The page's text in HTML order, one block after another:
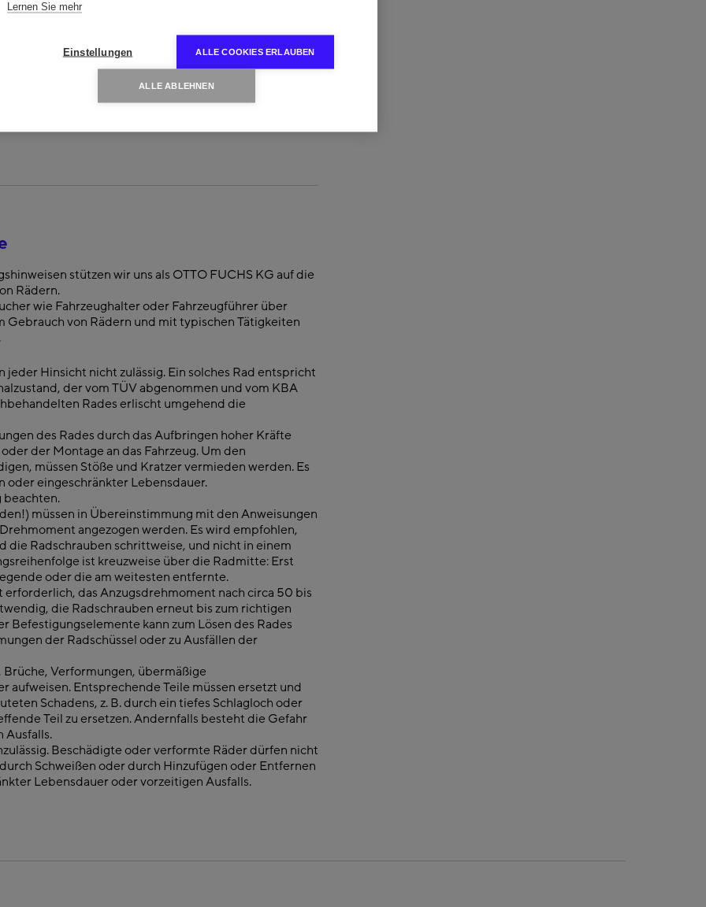
Ihres Fahrzeuges. Nutzen Sie diesen Moment, um
ist, dass die Räder im demontierten Zustand einfacher
auf die Bremsscheiben und -beläge
Innenseiten der Räder zu säubern.
Sie mit der Reinigung beginnen.
stützen wir uns als OTTO FUCHS KG auf die
Rädern.
wie Fahrzeug­halter oder Fahrzeugführer über
von Rädern und mit typischen Tätigkeiten
Hinsicht nicht zulässig. Ein solches Rad entspricht
der vom TÜV abgenom­men und vom KBA
Rades erlischt umgehend die
des Rades durch das Aufbringen hoher Kräfte
der Montage an das Fahrzeug. Um den
müssen Stöße und Kratzer vermieden werden. Es
oder eingeschränkter Lebensdauer.
beachten.
müssen in Übereinstimmung mit den Anweisungen
angezogen werden. Es wird empfohlen,
die Radschrauben schrittweise, und nicht in einem
ist kreuzweise über die Radmitte: Erst
oder die am weitesten entfernte.
das Anzugsdrehmoment nach circa 50 bis
die Radschrauben erneut bis zum richtigen
Befestigungselemente kann zum Lösen des Rades
der Radschüssel oder zu Ausfällen der
Brüche, Verfor­mungen, übermäßige
aufweisen. Entsprechende Teile müssen ersetzt und
Schadens, z. B. durch ein tiefes Schlagloch oder
Teil zu ersetzen. Andernfalls besteht die Gefahr
Ausfalls.
Beschä­digte oder verformte Räder dürfen nicht
Schweißen oder durch Hinzufügen oder Entfernen
Lebensdauer oder vorzeitigen Ausfalls.
Lernen Sie mehr
Einstellungen ALLE COOKIES ERLAUBEN
ALLE ABLEHNEN